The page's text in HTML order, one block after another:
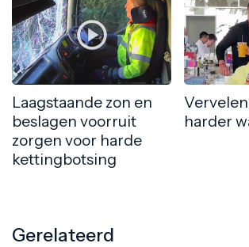
Laagstaande zon en
beslagen voorruit
zorgen voor harde
kettingbotsing
harder
Gerelateerd